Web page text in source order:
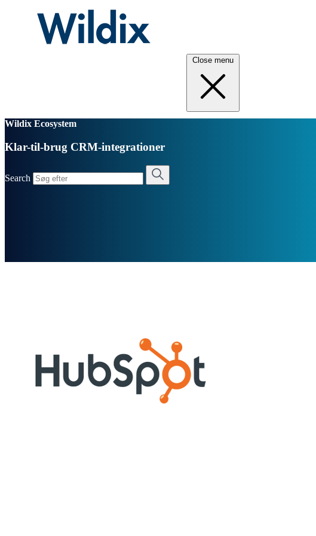
Close menu
Wildix Ecosystem
Klar-til-brug CRM-integrationer
Search